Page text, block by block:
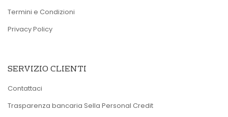
Termini e Condizioni
Privacy Policy
SERVIZIO CLIENTI
Contattaci
Trasparenza bancaria Sella Personal Credit